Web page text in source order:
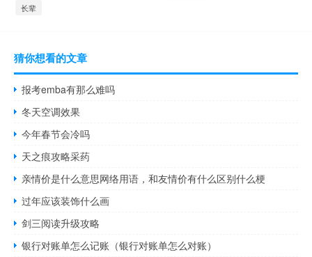
长辈
猜你想看的文章
报考emba有那么难吗
冬天空调效果
今年春节会冷吗
天之痕攻略采药
亲情价是什么意思网络用语，和友情价有什么区别什么梗
过年应该装饰什么画
剑三阅读升级攻略
银行对账单怎么记账（银行对账单怎么对账）